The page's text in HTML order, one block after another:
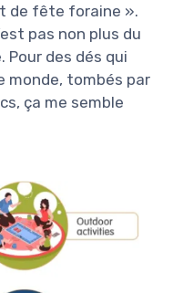
de fête foraine ».
pas non plus du
des dés qui
monde, tombés par
ça me semble